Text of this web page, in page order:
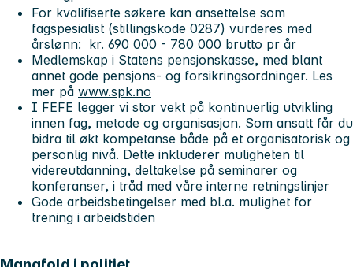
For kvalifiserte søkere kan ansettelse som
fagspesialist (stillingskode 0287) vurderes med
årslønn: kr. 690 000 - 780 000 brutto pr år
Medlemskap i Statens pensjonskasse, med blant
annet gode pensjons- og forsikringsordninger. Les
mer på www.spk.no
I FEFE legger vi stor vekt på kontinuerlig utvikling
innen fag, metode og organisasjon. Som ansatt får du
bidra til økt kompetanse både på et organisatorisk og
personlig nivå. Dette inkluderer muligheten til
videreutdanning, deltakelse på seminarer og
konferanser, i tråd med våre interne retningslinjer
Gode arbeidsbetingelser med bl.a. mulighet for
trening i arbeidstiden